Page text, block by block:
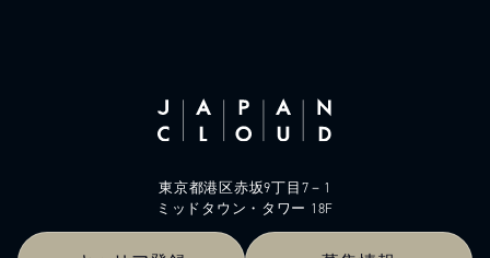
東京都港区赤坂9丁目7－1
ミッドタウン・タワー 18F